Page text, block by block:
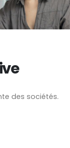
des sociétés.